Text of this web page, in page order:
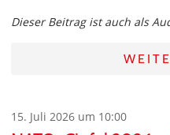
Dieser Beitrag ist auch als
15. Juli 2026 um 10:00